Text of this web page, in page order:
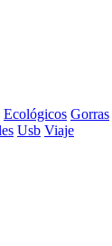
Ecológicos Gorras
Usb Viaje